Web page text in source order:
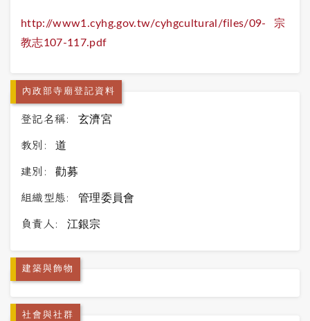
http://www1.cyhg.gov.tw/cyhgcultural/files/09-宗
教志107-117.pdf
內政部寺廟登記資料
登記名稱: 玄濟宮
教別: 道
建別: 勸募
組織型態: 管理委員會
負責人: 江銀宗
建築與飾物
社會與社群